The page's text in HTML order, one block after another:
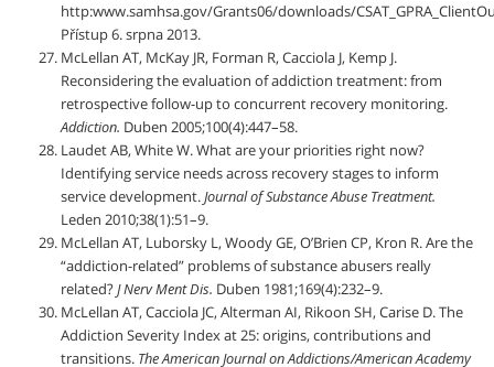
http:www.samhsa.gov/Grants06/downloads/
Přístup 6. srpna 2013.
McLellan AT, McKay JR, Forman R, Cacciola J, Kemp J.
Reconsidering the evaluation of addiction treatment: from
retrospective follow-up to concurrent recovery monitoring.
Addiction. Duben 2005;100(4):447–58.
Laudet AB, White W. What are your priorities right now?
Identifying service needs across recovery stages to inform
service development.Journal of Substance Abuse Treatment.
Leden 2010;38(1):51–9.
McLellan AT, Luborsky L, Woody GE, O’Brien CP, Kron R. Are the
“addiction-related” problems of substance abusers really
related?J Nerv Ment Dis. Duben 1981;169(4):232–9.
McLellan AT, Cacciola JC, Alterman AI, Rikoon SH, Carise D. The
Addiction Severity Index at 25: origins, contributions and
transitions. The American Journal on Addictions/American Academy